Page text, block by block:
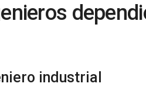
industrial